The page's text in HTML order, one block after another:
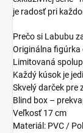
je radosť pri
Prečo si Labubu
Originálna figúrka
Limitovaná
Každý kúsok je
Skvelý darček pre
Blind box –
Veľkosť 17 cm
Materiál: PVC /